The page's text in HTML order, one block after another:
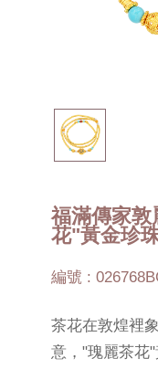
福滿傳家
花"黃金珍
編號 :
茶花在敦煌裡
意，"瑰麗茶花